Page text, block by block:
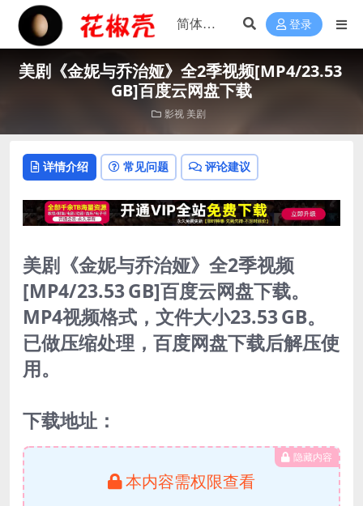
登录
美剧《金妮与乔治娅》全2季视频[MP4/23.53
GB]百度云网盘下载
影视 美剧
详情介绍 常见问题 评论建议
美剧《金妮与乔治娅》全2季视频
[MP4/23.53 GB]百度云网盘下载。
MP4视频格式，文件大小23.53 GB。
已做压缩处理，百度网盘下载后解压使
用。
下载地址：
隐藏内容
本内容需权限查看